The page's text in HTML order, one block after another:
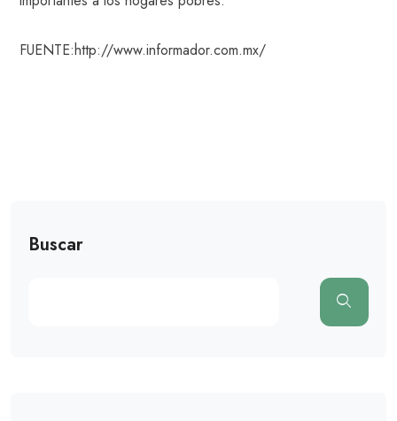
FUENTE:http://www.informador.com.mx/
Buscar